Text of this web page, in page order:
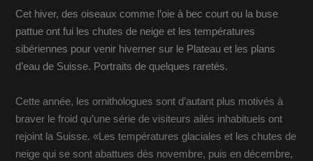
Cet hiver, des oiseaux comme l’oie à bec court ou la buse
pattue ont fui les chutes de neige et les températures
sibériennes pour venir hiverner sur le Plateau et les plans
d’eau de Suisse. Portraits de quelques raretés.
Cette année, les ornithologues sont d’autant plus motivés à
braver le froid qu’une série de visiteurs ailés inhabituels ont
rejoint la Suisse. «Les températures glaciales et les chutes de
neige qui se sont abattues dès novembre, puis en décembre,